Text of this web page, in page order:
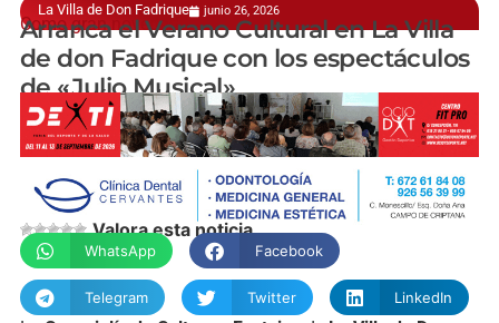
La Villa de Don Fadrique junio 26, 2026
Como gran novedad
Arranca el Verano Cultural en La Villa
de don Fadrique con los espectáculos
de «Julio Musical»
manchainformacion.com
Valora esta noticia
WhatsApp Facebook
Telegram Twitter LinkedIn